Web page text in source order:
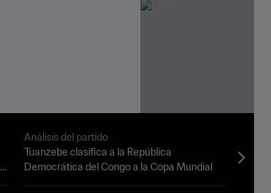
Análisis del partido
Tuanzebe clasifica a la República
Democrática del Congo a la Copa Mundial
26